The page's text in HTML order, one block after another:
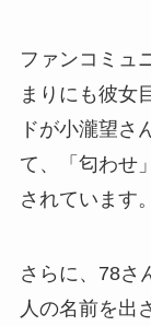
ファンコミュ
まりにも彼女
ドが小瀧望さ
て、「匂わせ
されています。
さらに、78さ
人の名前を出